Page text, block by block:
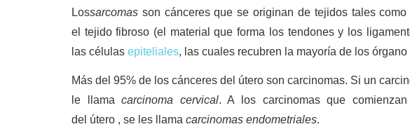
Lossarcomas son cánceres que se originan de tejidos tales
el tejido fibroso (el material que forma los tendones y los
las células epiteliales, las cuales recubren la mayoría de los órgano
Más del 95% de los cánceres del útero son carcinomas. Si un
le llamacarcinoma cervical. A los carcinomas que
del útero , se les llama carcinomas endometriales.